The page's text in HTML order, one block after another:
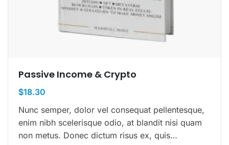
Passive Income & Crypto
$18.30
Nunc semper, dolor vel consequat pellentesque,
enim nibh scelerisque odio, at blandit nisi quam
non metus. Donec dictum risus ex, quis